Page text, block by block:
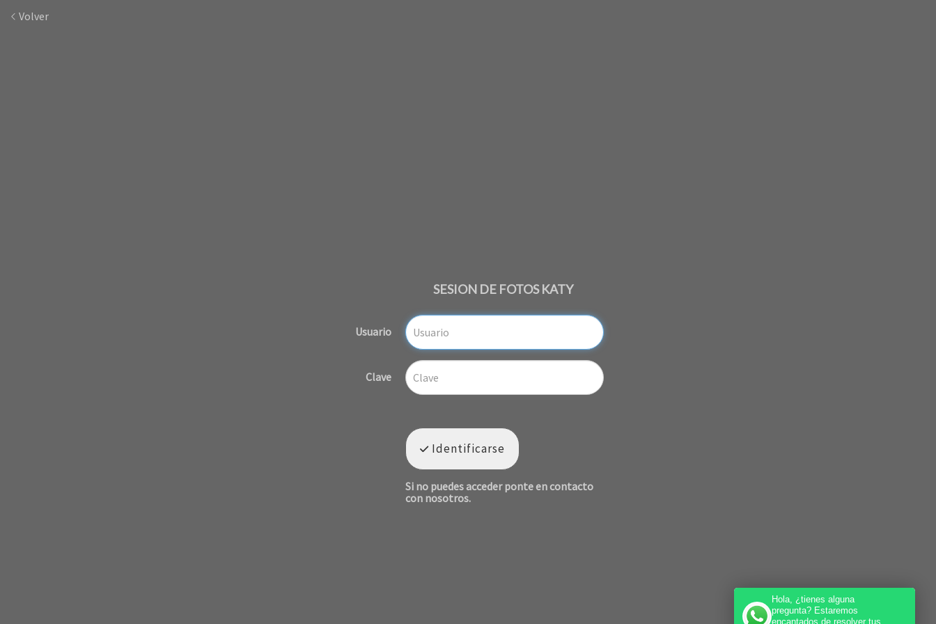
Volver
SESION DE FOTOS KATY
Usuario
Clave
Identificarse
Si no puedes acceder ponte en contacto
con nosotros.
Hola, ¿tienes alguna
pregunta? Estaremos
encantados de resolver tus